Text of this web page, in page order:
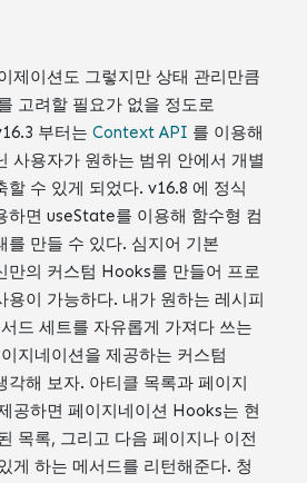
제이션도 그렇지만 상태 관리만큼
고려할 필요가 없을 정도로
부터는Context API 를 이용해
사용자가 원하는 범위 안에서 개별
할 수 있게 되었다. v16.8 에 정식
하면 useState를 이용해 함수형 컴
를 만들 수 있다. 심지어 기본
만의 커스텀 Hooks를 만들어 프로
용이 가능하다. 내가 원하는 레시피
드 세트를 자유롭게 가져다 쓰는
지네이션을 제공하는 커스텀
각해 보자. 아티클 목록과 페이지
공하면 페이지네이션 Hooks는 현
목록, 그리고 다음 페이지나 이전
게 하는 메서드를 리턴해준다. 청